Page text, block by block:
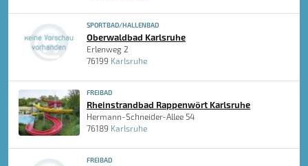
SPORTBAD/HALLENBAD
Oberwaldbad Karlsruhe
Erlenweg 2
76199 Karlsruhe
FREIBAD
Rheinstrandbad Rappenwört Karlsruhe
Hermann-Schneider-Allee 54
76189 Karlsruhe
FREIBAD